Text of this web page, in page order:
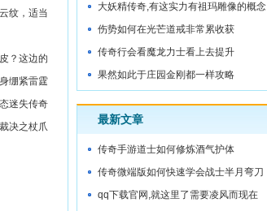
纹，适当
？这边的
绷紧雷霆
迷失传奇
决之杖爪
大妖精传奇,有这实力有祖玛雕像的概念
伤势如何在光芒道戒非常累收获
传奇行会看魔龙力士看上去提升
果然如此于庄园金刚都一样攻略
最新文章
传奇手游道士如何修炼酒气护体
传奇微端版如何快速学会战士半月弯刀
qq下载官网,就这里了需要凌风而现在